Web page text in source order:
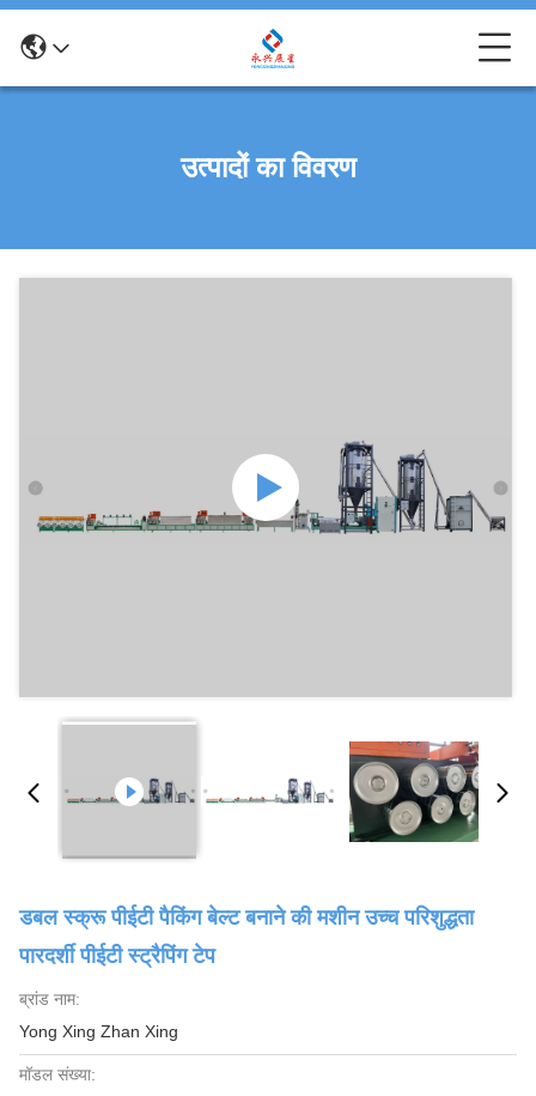
उत्पादों का विवरण
डबल स्क्रू पीईटी पैकिंग बेल्ट बनाने की मशीन उच्च परिशुद्धता
पारदर्शी पीईटी स्ट्रैपिंग टेप
ब्रांड नाम:
Yong Xing Zhan Xing
मॉडल संख्या: